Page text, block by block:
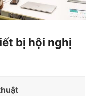
bị hội nghị